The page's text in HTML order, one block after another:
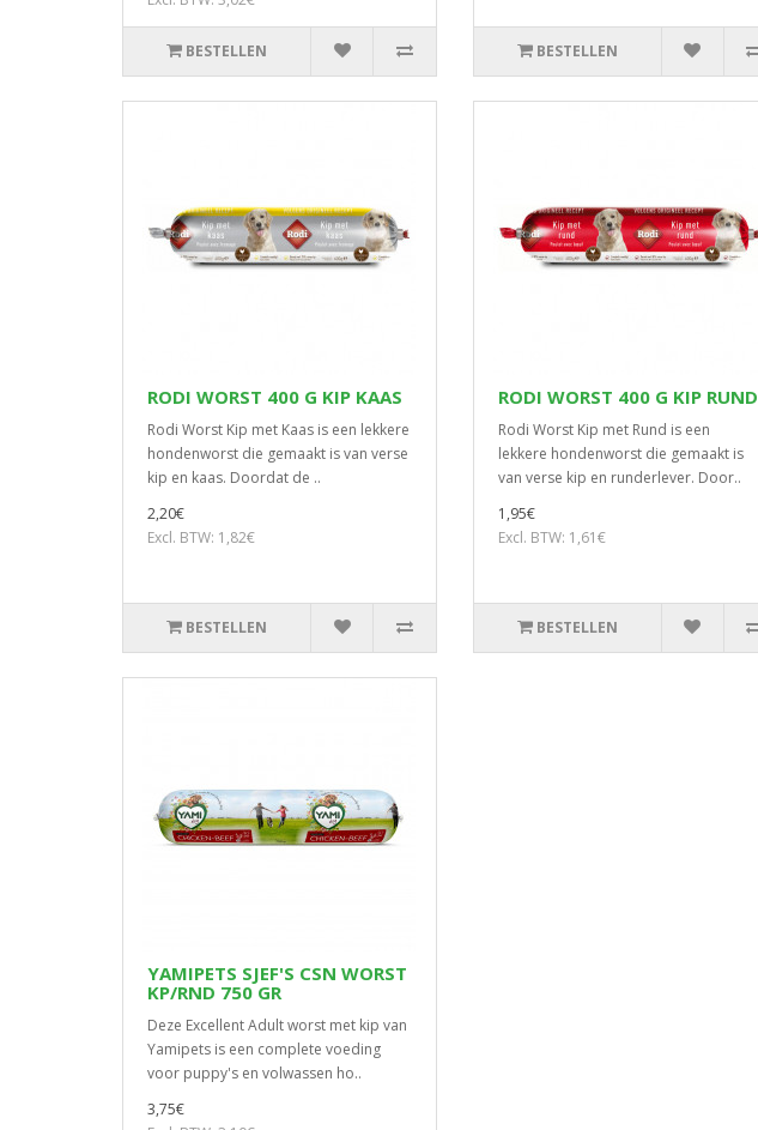
BESTELLEN BESTELLEN
RODI WORST 400 G KIP KAAS
Rodi Worst Kip met Kaas is een lekkere
hondenworst die gemaakt is van verse
kip en kaas. Doordat de ..
2,20€
Excl. BTW: 1,82€
BESTELLEN
RODI WORST 400 G KIP RUND
Rodi Worst Kip met Rund is een
lekkere hondenworst die gemaakt is
van verse kip en runderlever. Door..
1,95€
Excl. BTW: 1,61€
BESTELLEN
YAMIPETS SJEF'S CSN WORST
KP/RND 750 GR
Deze Excellent Adult worst met kip van
Yamipets is een complete voeding
voor puppy's en volwassen ho..
3,75€